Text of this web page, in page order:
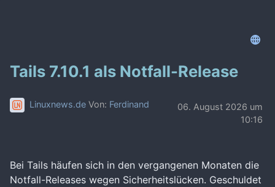
Tails 7.10.1 als Notfall-Release
Linuxnews.de Von: Ferdinand
06. August 2026 um
10:16
Bei Tails häufen sich in den vergangenen Monaten die
Notfall-Releases wegen Sicherheitslücken. Geschuldet